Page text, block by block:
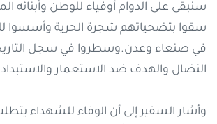
سنبقى على الدوام أوفياء للوطن وأبنائه
سقوا بتضحياتهم شجرة الحرية وأسسوا
في صنعاء وعدن.وسطروا في سجل التاريخ
النضال والهدف ضد الاستعمار
وأشار السفير إلى أن الوفاء للشهداء